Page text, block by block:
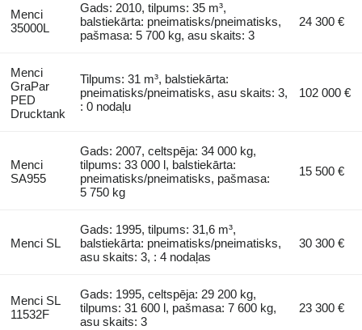
Menci
35000L
Gads: 2010, tilpums: 35 m³,
balstiekārta: pneimatisks/pneimatisks,
pašmasa: 5 700 kg, asu skaits: 3
24 300 €
Menci
GraPar
PED
Drucktank
Tilpums: 31 m³, balstiekārta:
pneimatisks/pneimatisks, asu skaits: 3,
: 0 nodaļu
102 000 €
Menci
SA955
Gads: 2007, celtspēja: 34 000 kg,
tilpums: 33 000 l, balstiekārta:
pneimatisks/pneimatisks, pašmasa:
5 750 kg
15 500 €
Menci SL
Gads: 1995, tilpums: 31,6 m³,
balstiekārta: pneimatisks/pneimatisks,
asu skaits: 3, : 4 nodaļas
30 300 €
Menci SL
11532F
Gads: 1995, celtspēja: 29 200 kg,
tilpums: 31 600 l, pašmasa: 7 600 kg,
asu skaits: 3
23 300 €